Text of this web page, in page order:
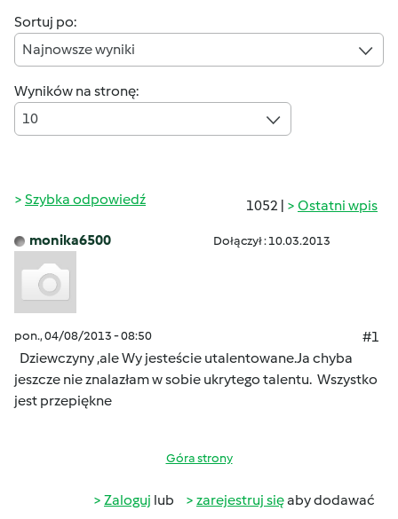
Sortuj po:
Najnowsze wyniki
Wyników na stronę:
10
1052 | Ostatni wpis
Szybka odpowiedź
monika6500 Dołączył : 10.03.2013
pon., 04/08/2013 - 08:50
#1
Dziewczyny ,ale Wy jesteście utalentowane.Ja chyba
jeszcze nie znalazłam w sobie ukrytego talentu. Wszystko
jest przepiękne
Góra strony
Zaloguj lub zarejestruj sięaby dodawać